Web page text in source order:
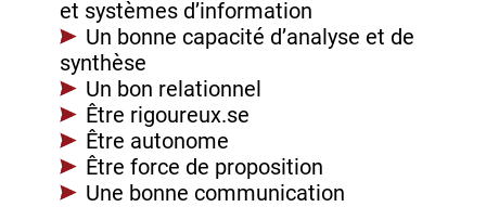
et systèmes d’information
Un bonne capacité d’analyse et de
synthèse
Un bon relationnel
Être rigoureux.se
Être autonome
Être force de proposition
Une bonne communication